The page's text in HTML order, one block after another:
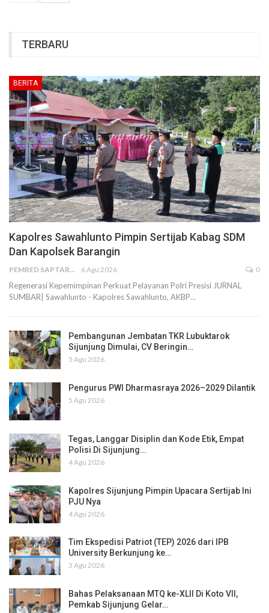
TERBARU
BERITA
Kapolres Sawahlunto Pimpin Sertijab Kabag SDM
Dan Kapolsek Barangin
PEMRED SAPTARIUS 6 Agu 2026 0
Regenerasi Kepemimpinan Perkuat Pelayanan Polri Presisi JURNAL
SUMBAR| Sawahlunto - Kapolres Sawahlunto, AKBP…
Pembangunan Jembatan TKR Lubuktarok
Sijunjung Dimulai, CV Beringin…
5 Agu 2026
Pengurus PWI Dharmasraya 2026–2029 Dilantik
5 Agu 2026
Tegas, Langgar Disiplin dan Kode Etik, Empat
Polisi Di Sijunjung…
4 Agu 2026
Kapolres Sijunjung Pimpin Upacara Sertijab Ini
PJU Nya
4 Agu 2026
Tim Ekspedisi Patriot (TEP) 2026 dari IPB
University Berkunjung ke…
3 Agu 2026
Bahas Pelaksanaan MTQ ke-XLII Di Koto VII,
Pemkab Sijunjung Gelar…